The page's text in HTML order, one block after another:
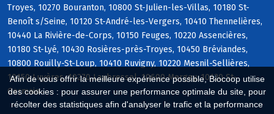
Afin de vous offrir la meilleure expérience possible, Biocoop utilise
des cookies : pour assurer une performance optimale du site, pour
récolter des statistiques afin d'analyser le trafic et la performance
Troyes, 10270 Bouranton, 10800 St-Julien-les-Villas, 10180 St-
Benoît s/Seine, 10120 St-André-les-Vergers, 10410 Thennelières,
10440 La Rivière-de-Corps, 10150 Feuges, 10220 Assencières,
10180 St-Lyé, 10430 Rosières-près-Troyes, 10450 Bréviandes,
10800 Rouilly-St-Loup, 10410 Ruvigny, 10220 Mesnil-Sellières,
10150 Luyères, 10270 Laubressel, 10600 Mergey, 10120 St-
Germain